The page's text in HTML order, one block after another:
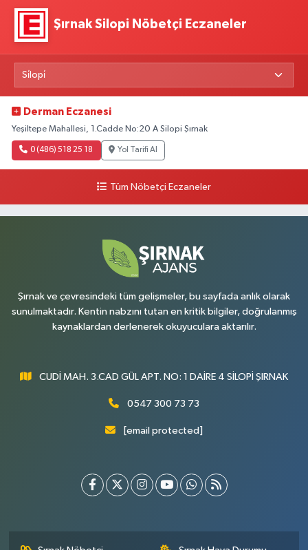
Şırnak Silopi Nöbetçi Eczaneler
Derman Eczanesi
Yeşiltepe Mahallesi, 1.Cadde No:20 A Silopi Şırnak
0 (486) 518 25 18 Yol Tarifi Al
Tüm Nöbetçi Eczaneler
Şırnak ve çevresindeki tüm gelişmeler, bu sayfada anlık olarak
sunulmaktadır. Kentin nabzını tutan en kritik bilgiler, doğrulanmış
kaynaklardan derlenerek okuyuculara aktarılır.
CUDİ MAH. 3.CAD GÜL APT. NO: 1 DAİRE 4 SİLOPİ ŞIRNAK
0547 300 73 73
[email protected]